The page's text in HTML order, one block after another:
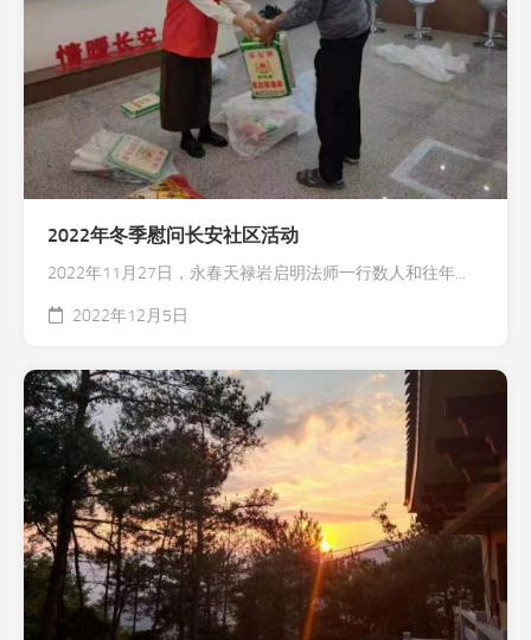
2022年冬季慰问长安社区活动
2022年11月27日，永春天禄岩启明法师一行数人和往年...
2022年12月5日